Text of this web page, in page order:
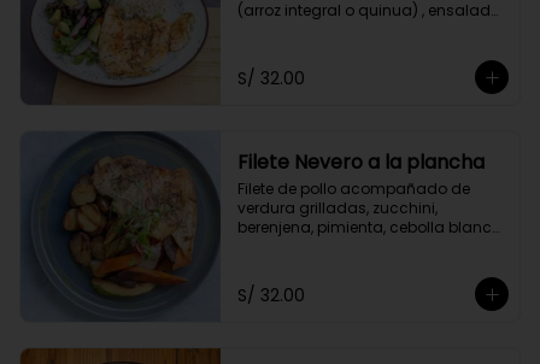
(arroz integral o quinua) , ensalada
S/ 32.00
Filete Nevero a la plancha
Filete de pollo acompañado de
verdura grilladas, zucchini,
berenjena, pimienta, cebolla blanca
S/ 32.00